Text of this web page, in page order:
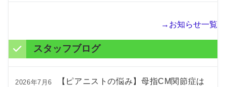
→お知らせ一覧
スタッフブログ
2026年7月6
【ピアニストの悩み】母指CM関節症は